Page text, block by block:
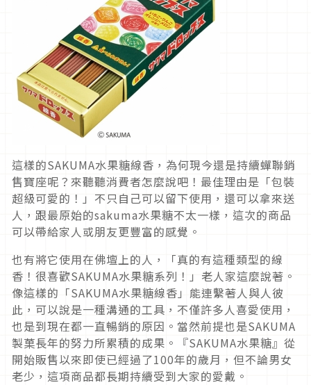
這樣的SAKUMA水果糖線香，為何現今還是持續蟬聯銷
售寶座呢？來聽聽消費者怎麼說吧！最佳理由是「包裝
超級可愛的！」不只自己可以留下使用，還可以拿來送
人，跟最原始的sakuma水果糖不太一樣，這次的商品
可以帶給家人或朋友更豐富的感覺。
也有將它使用在佛壇上的人，「真的有這種類型的線
香！很喜歡SAKUMA水果糖系列！」老人家這麼說著。
像這樣的「SAKUMA水果糖線香」能連繫著人與人彼
此，可以說是一種溝通的工具，不僅許多人喜愛使用，
也是到現在都一直暢銷的原因。當然前提也是SAKUMA
製菓長年的努力所累積的成果。『SAKUMA水果糖』從
開始販售以來即使已經過了100年的歲月，但不論男女
老少，這項商品都長期持續受到大家的愛戴。